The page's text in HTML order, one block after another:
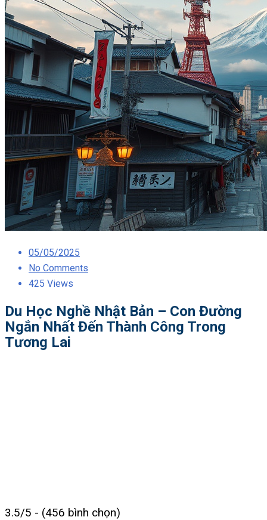
Posted
on
05/05/2025
No Comments
425 Views
Du Học Nghề Nhật Bản – Con Đường
Ngắn Nhất Đến Thành Công Trong
Tương Lai
3.5/5 - (456 bình chọn)